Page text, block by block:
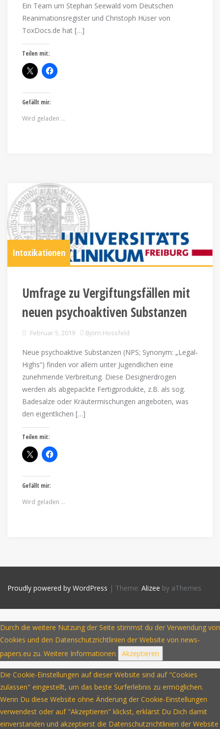
Ein Team um Stephan Seewald vom Deutschen
Reanimationsregister und Christoph Hüser von
ToxDocs.de hat […]
Teilen mit:
Gefällt mir:
Wird geladen …
Intoxikationen
Umfrage zu Vergiftungsfällen mit
neuen psychoaktiven Substanzen
Februar 5, 2019 Björn Hossfeld
Neue psychoaktive Substanzen (NPS; Synonym: „Legal‐
Highs“) finden vor allem unter Jugendlichen eine
zunehmende Verbreitung. Diese Designerdrogen
werden als abgepackte Fertigprodukte, z.B. als sog.
Badesalze oder Kräutermischungen angeboten, was
den eigentlichen […]
Teilen mit:
Gefällt mir:
Wird geladen …
Proudly powered by WordPress | Theme: Alizee by aThemes
Durch die weitere Nutzung der Seite stimmst du der Verwendung von
Cookies und den Datenschutzrichtlinien der Website von news-
papers.eu zu. Weitere Informationen Akzeptieren
Die Cookie-Einstellungen auf dieser Website sind auf "Cookies
zulassen" eingestellt, um das beste Surferlebnis zu ermöglichen.
Wenn Du diese Website ohne Änderung der Cookie-Einstellungen
verwendest oder auf "Akzeptieren" klickst, erklärst Du Dich damit
einverstanden und akzeptierst die Datenschutzrichtlinien der Website